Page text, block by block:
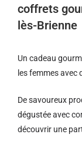
coffrets
lès-Brienne
Un cadeau
les femmes avec
De savoureux
dégustée avec
découvrir une